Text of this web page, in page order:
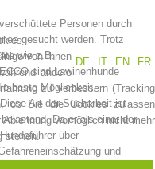
Personen durch
gesucht werden. Trotz
wie z.B.
sind Lawinenhunde
beste Möglichkeit,
Art der Sucharbeit ist
Da er als einer der
über
und
DE
IT EN FR
von ihnen
andere
zu verbessern (Tracking
ob Sie die Cookies zulassen
womöglich nicht mehr
stehen.